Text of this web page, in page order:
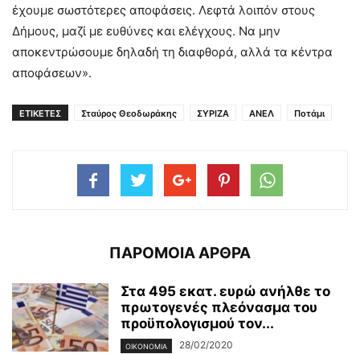
έχουμε σωστότερες αποφάσεις. Λεφτά λοιπόν στους
Δήμους, μαζί με ευθύνες και ελέγχους. Να μην
αποκεντρώσουμε δηλαδή τη διαφθορά, αλλά τα κέντρα
αποφάσεων».
ΕΤΙΚΕΤΕΣ Σταύρος Θεοδωράκης ΣΥΡΙΖΑ ΑΝΕΛ Ποτάμι
ΠΑΡΟΜΟΙΑ ΑΡΘΡΑ
Στα 495 εκατ. ευρώ ανήλθε το
πρωτογενές πλεόνασμα του
προϋπολογισμού τον...
ΟΙΚΟΝΟΜΊΑ 28/02/2020